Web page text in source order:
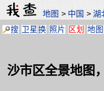
地图 > 中国 >湖
搜 卫星换 照片 区划 地图
沙市区全景地图